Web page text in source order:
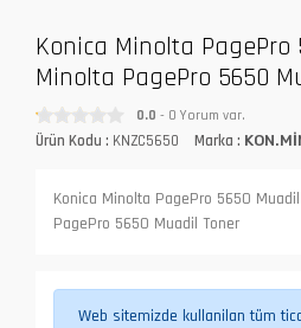
Konica Minolta PagePro
Minolta PagePro 5650
0.0 - 0 Yorum var.
Ürün Kodu : KNZC5650 Marka :
Konica Minolta PagePro 5650
PagePro 5650 Muadil Toner
Web sitemizde kullanilan tüm